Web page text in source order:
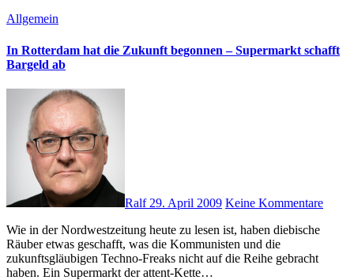
Allgemein
In Rotterdam hat die Zukunft begonnen – Supermarkt schafft
Bargeld ab
Ralf 29. April 2009 Keine Kommentare
Wie in der Nordwestzeitung heute zu lesen ist, haben diebische
Räuber etwas geschafft, was die Kommunisten und die
zukunftsgläubigen Techno-Freaks nicht auf die Reihe gebracht
haben. Ein Supermarkt der attent-Kette…